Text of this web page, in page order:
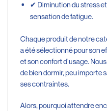
✔ Diminution du stress
sensation de fatigue.
Chaque produit de notre
a été sélectionné pour son
et son confort d’usage.
de bien dormir, peu importe
ses contraintes.
Alors, pourquoi attendre